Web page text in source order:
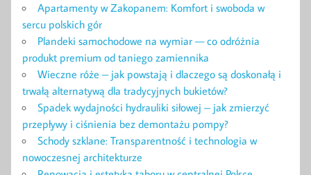
Apartamenty w Zakopanem: Komfort i swoboda w
sercu polskich gór
Plandeki samochodowe na wymiar — co odróżnia
produkt premium od taniego zamiennika
Wieczne róże – jak powstają i dlaczego są doskonałą i
trwałą alternatywą dla tradycyjnych bukietów?
Spadek wydajności hydrauliki siłowej – jak zmierzyć
przepływy i ciśnienia bez demontażu pompy?
Schody szklane: Transparentność i technologia w
nowoczesnej architekturze